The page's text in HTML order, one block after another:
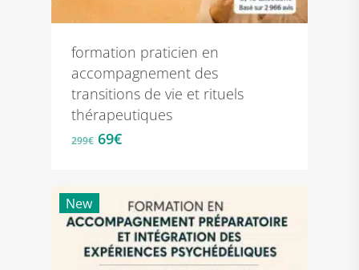
formation praticien en
accompagnement des
transitions de vie et rituels
thérapeutiques
299€ Le
était :
299€.
69€Le
69€.
New